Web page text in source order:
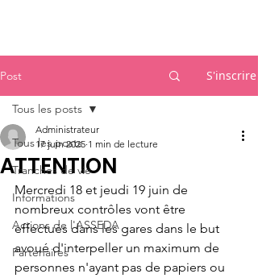
Post S'inscrire
Tous les posts
Tranches de vie
Informations
Actions de l'ASSEDA
Partenaires
Tous les posts
ATTENTION
Administrateur
17 juin 2025 1 min de lecture
Mercredi 18 et jeudi 19 juin de
nombreux contrôles vont être
effectués dans les gares dans le but
avoué d'interpeller un maximum de
personnes n'ayant pas de papiers ou